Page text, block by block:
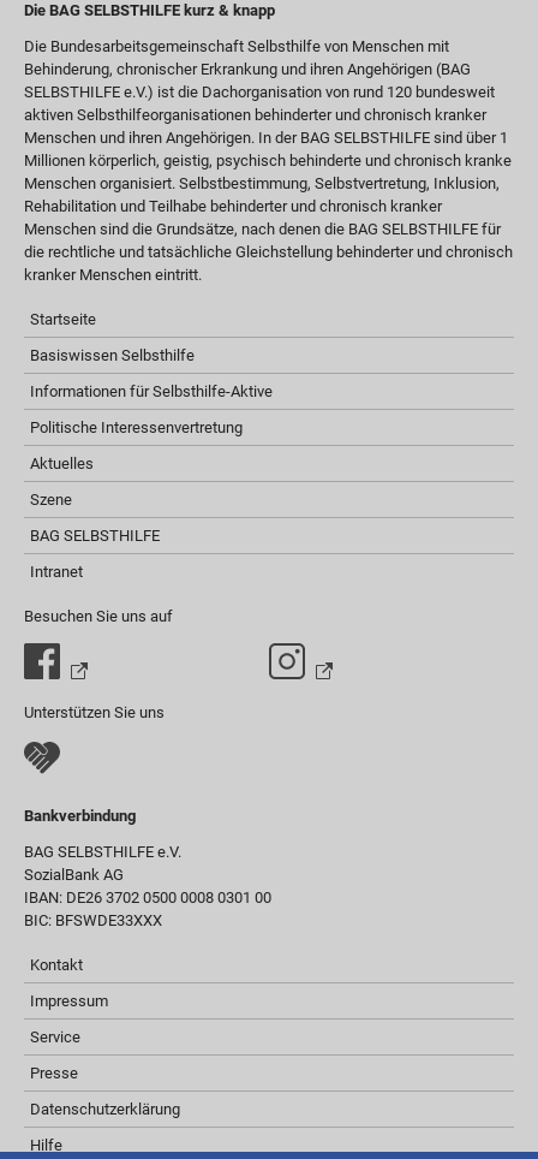
Die BAG SELBSTHILFE kurz & knapp
Die Bundesarbeitsgemeinschaft Selbsthilfe von Menschen mit
Behinderung, chronischer Erkrankung und ihren Angehörigen (BAG
SELBSTHILFE e.V.) ist die Dachorganisation von rund 120 bundesweit
aktiven Selbsthilfeorganisationen behinderter und chronisch kranker
Menschen und ihren Angehörigen. In der BAG SELBSTHILFE sind über 1
Millionen körperlich, geistig, psychisch behinderte und chronisch kranke
Menschen organisiert. Selbstbestimmung, Selbstvertretung, Inklusion,
Rehabilitation und Teilhabe behinderter und chronisch kranker
Menschen sind die Grundsätze, nach denen die BAG SELBSTHILFE für
die rechtliche und tatsächliche Gleichstellung behinderter und chronisch
kranker Menschen eintritt.
Startseite
Basiswissen Selbsthilfe
Informationen für Selbsthilfe-Aktive
Politische Interessenvertretung
Aktuelles
Szene
BAG SELBSTHILFE
Intranet
Besuchen Sie uns auf
Unterstützen Sie uns
Bankverbindung
BAG SELBSTHILFE e.V.
SozialBank AG
IBAN: DE26 3702 0500 0008 0301 00
BIC: BFSWDE33XXX
Kontakt
Impressum
Service
Presse
Datenschutzerklärung
Hilfe